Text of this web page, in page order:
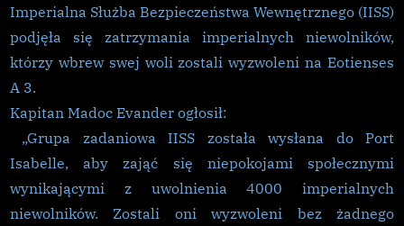
się
problemem
ex-
niewolników
Imperialna Służba Bezpieczeństwa Wewnętrznego (IISS)
podjęła się zatrzymania imperialnych niewolników,
którzy wbrew swej woli zostali wyzwoleni na Eotienses
A 3.
Kapitan Madoc Evander ogłosił:
„Grupa zadaniowa IISS została wysłana do Port
Isabelle, aby zająć się niepokojami społecznymi
wynikającymi z uwolnienia 4000 imperialnych
niewolników. Zostali oni wyzwoleni bez żadnego